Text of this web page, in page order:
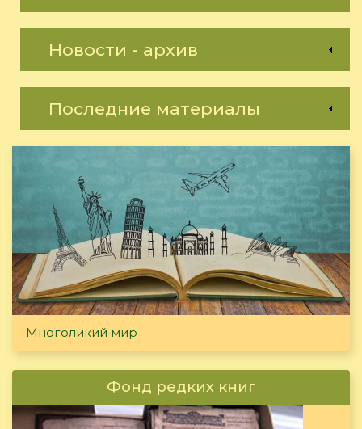
Новости - архив
Последние материалы
Многоликий мир
Фонд редких книг